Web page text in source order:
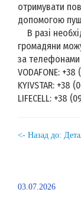
отримувати
допомогою
В разі
громадяни
за телефонами
VODAFONE:
KYIVSTAR: +38
LIFECELL: +38
<- Назад до:
03.07.2026